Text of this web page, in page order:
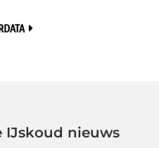
IJskoud nieuws